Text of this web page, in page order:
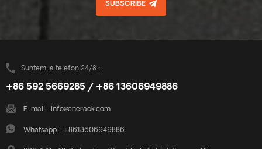
SUBSCRIBE
Suntem la telefon 24/8 :
+86 592 5669285 / +86 13606949886
E-mail : info@enerack.com
Whatsapp : +8613606949886